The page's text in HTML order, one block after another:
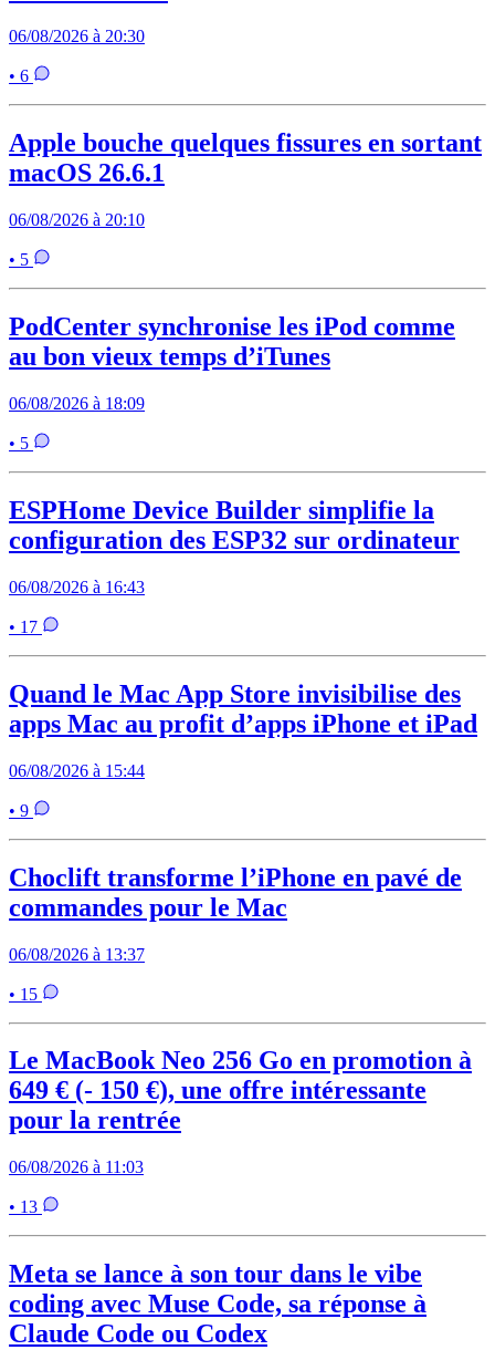
06/08/2026 à 20:30
• 6
Apple bouche quelques fissures en sortant
macOS 26.6.1
06/08/2026 à 20:10
• 5
PodCenter synchronise les iPod comme
au bon vieux temps d’iTunes
06/08/2026 à 18:09
• 5
ESPHome Device Builder simplifie la
configuration des ESP32 sur ordinateur
06/08/2026 à 16:43
• 17
Quand le Mac App Store invisibilise des
apps Mac au profit d’apps iPhone et iPad
06/08/2026 à 15:44
• 9
Choclift transforme l’iPhone en pavé de
commandes pour le Mac
06/08/2026 à 13:37
• 15
Le MacBook Neo 256 Go en promotion à
649 € (- 150 €), une offre intéressante
pour la rentrée
06/08/2026 à 11:03
• 13
Meta se lance à son tour dans le vibe
coding avec Muse Code, sa réponse à
Claude Code ou Codex